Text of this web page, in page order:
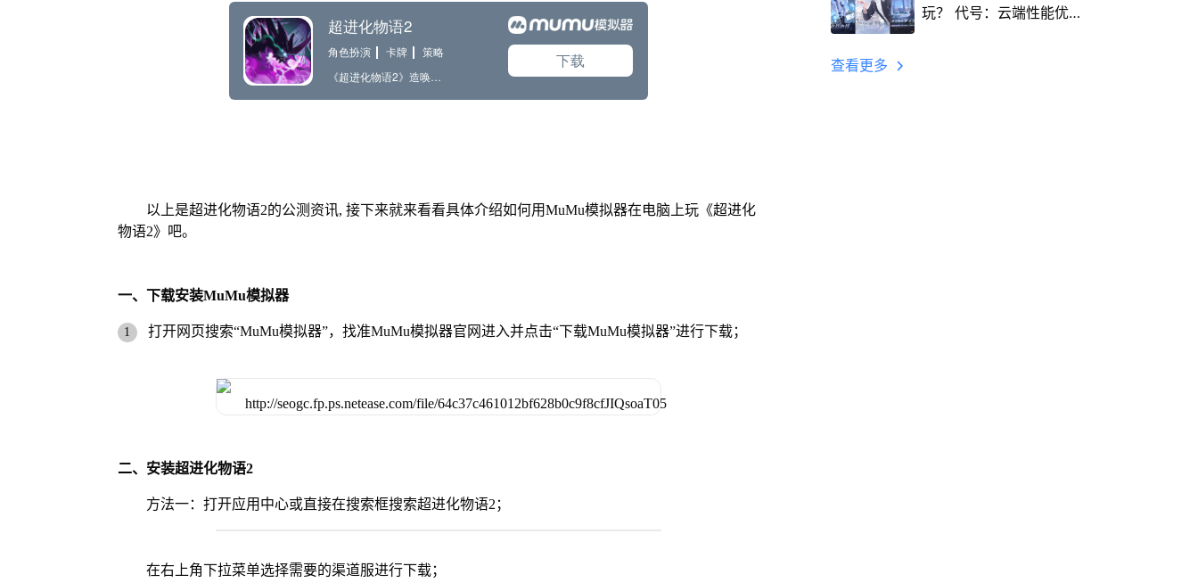
以上是超进化物语2的公测资讯, 接下来就来看看具体介绍如何用MuMu模拟器在电脑上玩《超进化
物语2》吧。
一、下载安装MuMu模拟器
打开网页搜索“MuMu模拟器”，找准MuMu模拟器官网进入并点击“下载MuMu模拟器”进行下载；
二、安装超进化物语2
方法一：打开应用中心或直接在搜索框搜索超进化物语2；
在右上角下拉菜单选择需要的渠道服进行下载；
玩？ 代号：云端性能优
查看更多